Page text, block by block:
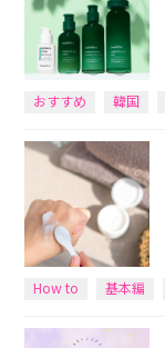
おすすめ 韓国
How to 基本編